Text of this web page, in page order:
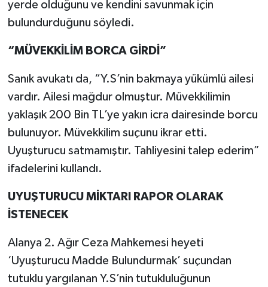
yerde olduğunu ve kendini savunmak için
bulundurduğunu söyledi.
“MÜVEKKİLİM BORCA GİRDİ”
Sanık avukatı da, “Y.S’nin bakmaya yükümlü ailesi
vardır. Ailesi mağdur olmuştur. Müvekkilimin
yaklaşık 200 Bin TL’ye yakın icra dairesinde borcu
bulunuyor. Müvekkilim suçunu ikrar etti.
Uyuşturucu satmamıştır. Tahliyesini talep ederim”
ifadelerini kullandı.
UYUŞTURUCU MİKTARI RAPOR OLARAK
İSTENECEK
Alanya 2. Ağır Ceza Mahkemesi heyeti
‘Uyuşturucu Madde Bulundurmak’ suçundan
tutuklu yargılanan Y.S’nin tutukluluğunun